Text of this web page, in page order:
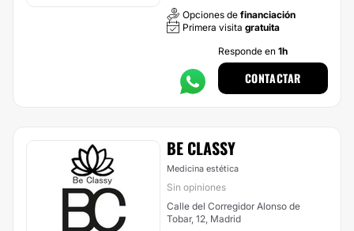
Opciones de financiación
Primera visita gratuita
Responde en 1h
CONTACTAR
BE CLASSY
Medicina estética
Sin opiniones
Calle del Corregidor Alonso de
Tobar, 12, Madrid